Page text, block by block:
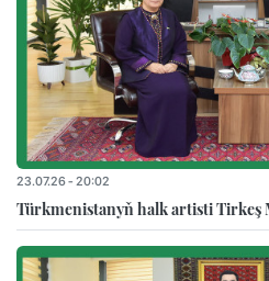
23.07.26 - 20:02
Türkmenistanyň halk artisti Tirkeş